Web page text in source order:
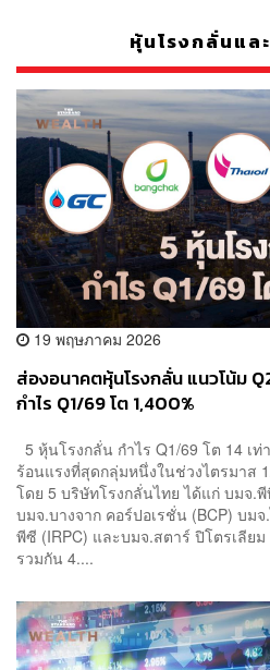
หุ้นโรงกลั่นแล
19 พฤษภาคม 2026
ส่องอนาคตหุ้นโรงกลั่น แนวโน้ม
กำไร Q1/69 โต 1,400%
5 หุ้นโรงกลั่น กำไร Q1/69 โต 14 เ
ร้อนแรงที่สุดกลุ่มหนึ่งในช่วงไตรมาส
โดย 5 บริษัทโรงกลั่นไทย ได้แก่ บมจ.
บมจ.บางจาก คอร์ปอเรชั่น (BCP) บม
พีซี (IRPC) และบมจ.สตาร์ ปิโตรเลีย
รวมกัน 4....